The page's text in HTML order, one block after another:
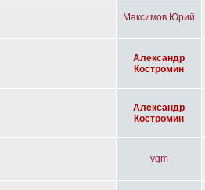
Максимов Юрий
Александр
Костромин
Александр
Костромин
vgm